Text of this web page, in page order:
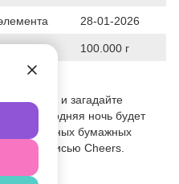
28-01-2026
100.000 г
звезду, и загадайте
новогодняя ночь будет
инированных бумажных
и надписью Cheers.